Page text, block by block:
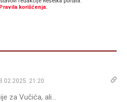
korišćenja.
21:20
za Vučića, ali…